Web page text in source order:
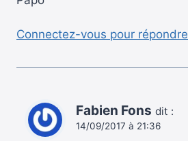
Connectez-vous pour répondre
Fabien Fons dit :
14/09/2017 à 21:36